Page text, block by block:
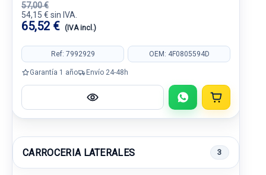
57,00 €
54,15 € sin IVA.
65,52 € (IVA incl.)
Ref: 7992929 OEM: 4F0805594D
Garantía 1 año Envío 24-48h
CARROCERIA LATERALES 3